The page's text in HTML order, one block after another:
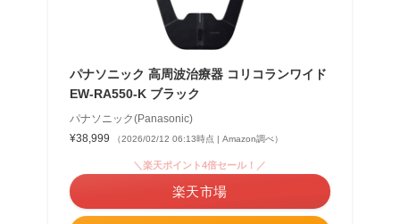
パナソニック 高周波治療器 コリコランワイド
EW-RA550-K ブラック
パナソニック(Panasonic)
¥38,999
（2026/02/12 06:13時点 | Amazon調べ）
＼楽天ポイント4倍セール！／
楽天市場